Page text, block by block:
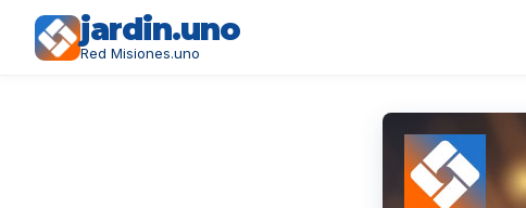
jardin.uno
Red Misiones.uno